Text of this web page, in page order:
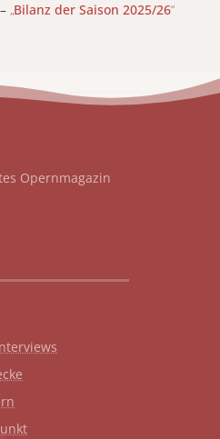
„Bilanz der Saison 2025/26“
Opernmagazin